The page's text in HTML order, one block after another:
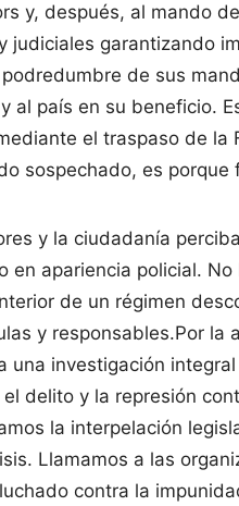
y, después, al mando
judiciales garantizando
de sus
al país en su beneficio.
el traspaso de la
sospechado, es porque
y la ciudadanía
apariencia policial.
de un régimen
y responsables.Por
una investigación
delito y la represión
la interpelación
Llamamos a las
contra la